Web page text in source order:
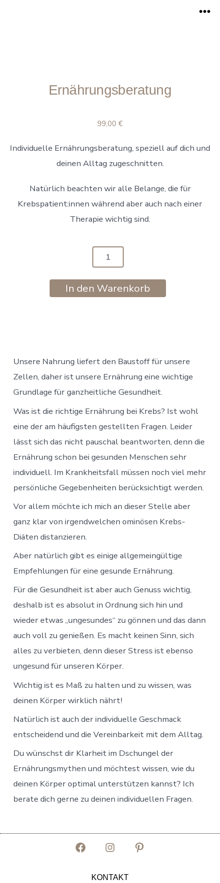
Ernährungsberatung
99,00 €
Individuelle Ernährungsberatung, speziell auf dich und
deinen Alltag zugeschnitten.
Natürlich beachten wir alle Belange, die für
Krebspatient:innen während aber auch nach einer
Therapie wichtig sind.
In den Warenkorb
Unsere Nahrung liefert den Baustoff für unsere
Zellen, daher ist unsere Ernährung eine wichtige
Grundlage für ganzheitliche Gesundheit.
Was ist die richtige Ernährung bei Krebs? Ist wohl
eine der am häufigsten gestellten Fragen. Leider
lässt sich das nicht pauschal beantworten, denn die
Ernährung schon bei gesunden Menschen sehr
individuell. Im Krankheitsfall müssen noch viel mehr
persönliche Gegebenheiten berücksichtigt werden.
Vor allem möchte ich mich an dieser Stelle aber
ganz klar von irgendwelchen ominösen Krebs-
Diäten distanzieren.
Aber natürlich gibt es einige allgemeingültige
Empfehlungen für eine gesunde Ernährung.
Für die Gesundheit ist aber auch Genuss wichtig,
deshalb ist es absolut in Ordnung sich hin und
wieder etwas „ungesundes“ zu gönnen und das dann
auch voll zu genießen. Es macht keinen Sinn, sich
alles zu verbieten, denn dieser Stress ist ebenso
ungesund für unseren Körper.
Wichtig ist es Maß zu halten und zu wissen, was
deinen Körper wirklich nährt!
Natürlich ist auch der individuelle Geschmack
entscheidend und die Vereinbarkeit mit dem Alltag.
Du wünschst dir Klarheit im Dschungel der
Ernährungsmythen und möchtest wissen, wie du
deinen Körper optimal unterstützen kannst? Ich
berate dich gerne zu deinen individuellen Fragen.
FacebookInstagram
KONTAKT